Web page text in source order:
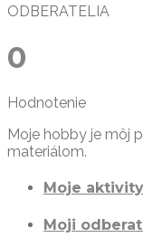
ODBERATELIA
0
Hodnotenie
Moje hobby je môj
materiálom.
Moje aktivity
Moji